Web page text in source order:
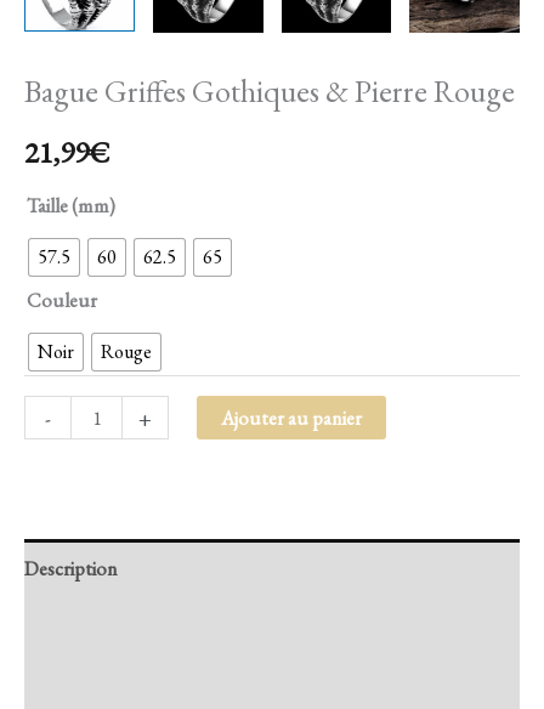
Bague Griffes Gothiques & Pierre Rouge
21,99€
Taille (mm)
57.5 60 62.5 65
Couleur
Noir Rouge
- + Ajouter au panier
Description